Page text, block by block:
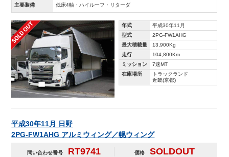
主要装備 低床4軸・ハイルーフ・リターダ
年式
平成30年11月
型式
2PG-FW1AHG
最大積載量
13,900Kg
走行
104,800Km
ミッション
7速MT
在庫場所
トラックランド
近畿(京都)
平成30年11月 日野
2PG-FW1AHG アルミウィング／幌ウィング
問い合わせ番号 RT9741 価格 SOLDOUT